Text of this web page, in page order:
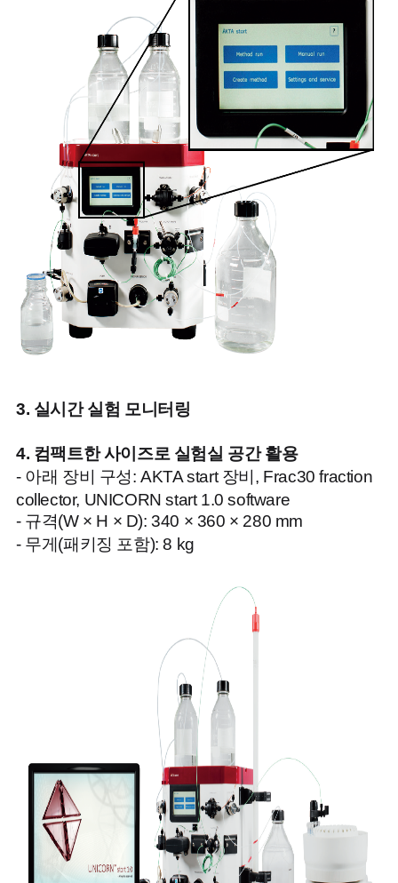
3. 실시간 실험 모니터링
4. 컴팩트한 사이즈로 실험실 공간 활용
- 아래 장비 구성: AKTA start 장비, Frac30 fraction
collector, UNICORN start 1.0 software
- 규격(W × H × D): 340 × 360 × 280 mm
- 무게(패키징 포함): 8 kg